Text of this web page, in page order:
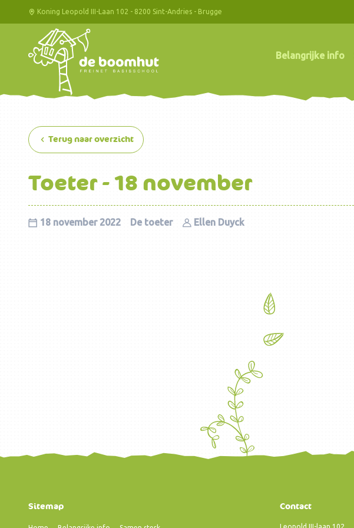
Koning Leopold III-Laan 102 - 8200 Sint-Andries - Brugge
Belangrijke info
Terug naar overzicht
Toeter - 18 november
18 november 2022 De toeter Ellen Duyck
Sitemap Contact